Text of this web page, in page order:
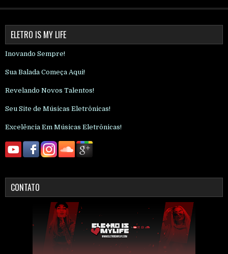
ELETRO IS MY LIFE
Inovando Sempre!
Sua Balada Começa Aqui!
Revelando Novos Talentos!
Seu Site de Músicas Eletrônicas!
Excelência Em Músicas Eletrônicas!
CONTATO